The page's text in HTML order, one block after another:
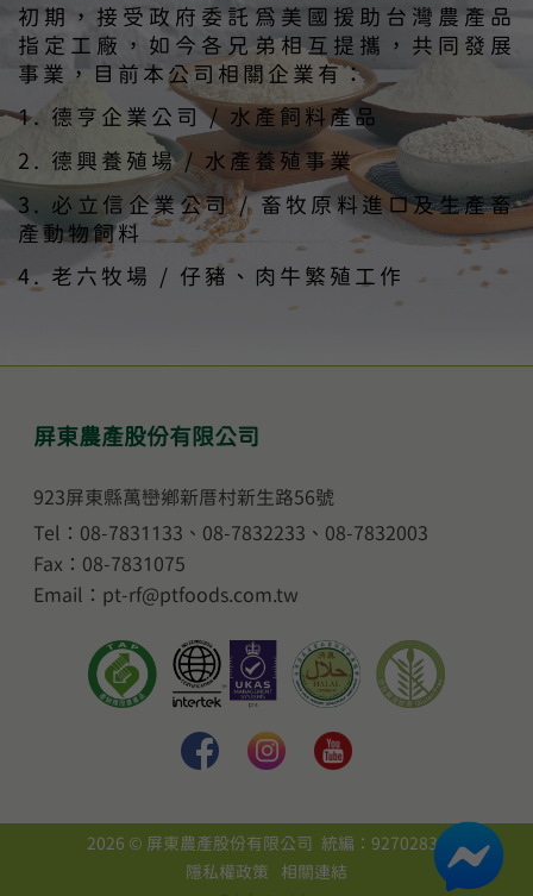
初期，接受政府委託為美國援助台灣農產品
指定工廠，如今各兄弟相互提攜，共同發展
事業，目前本公司相關企業有：
德亨企業公司 / 水產飼料產品
德興養殖場 / 水產養殖事業
必立信企業公司 / 畜牧原料進口及生產畜
產動物飼料
老六牧場 / 仔豬、肉牛繁殖工作
屏東農產股份有限公司
923屏東縣萬巒鄉新厝村新生路56號
Tel：08-7831133 、 08-7832233 、 08-7832003
Fax：08-7831075
Email：pt-rf@ptfoods.com.tw
2026 © 屏東農產股份有限公司 統編：92702838
隱私權政策
相關連結